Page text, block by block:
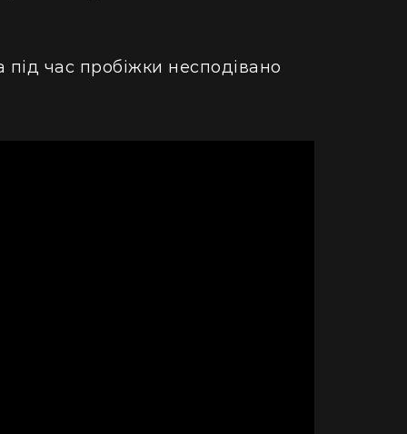
час пробіжки несподівано